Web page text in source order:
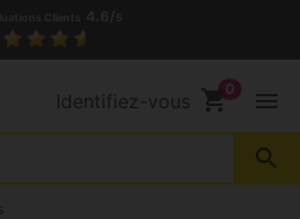
Identifiez-vous shopping_cart menu
search